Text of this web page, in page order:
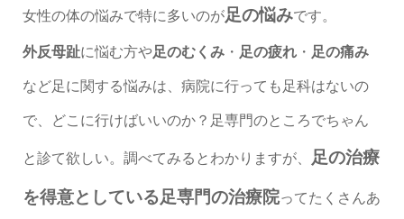
女性の体の悩みで特に多いのが足の悩みです。
外反母趾に悩む方や足のむくみ・ 足の疲れ・ 足の痛み
など足に関する悩みは、病院に行っても足科はないの
で、どこに行けばいいのか？足専門のところでちゃん
と診て欲しい。調べてみるとわかりますが、 足の治療
を得意としている足専門の治療院ってたくさんあ